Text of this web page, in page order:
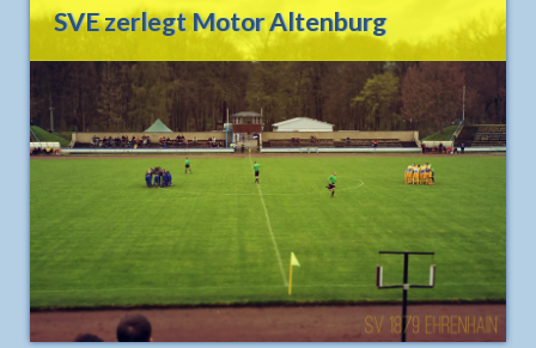
SVE zerlegt Motor Altenburg